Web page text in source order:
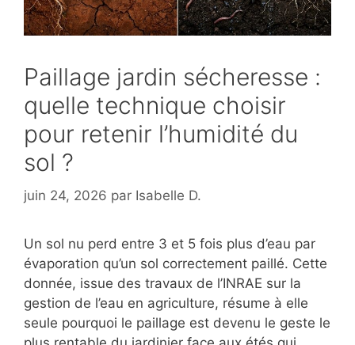
Paillage jardin sécheresse :
quelle technique choisir
pour retenir l’humidité du
sol ?
juin 24, 2026 par Isabelle D.
Un sol nu perd entre 3 et 5 fois plus d’eau par
évaporation qu’un sol correctement paillé. Cette
donnée, issue des travaux de l’INRAE sur la
gestion de l’eau en agriculture, résume à elle
seule pourquoi le paillage est devenu le geste le